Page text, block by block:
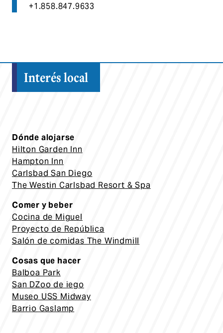
+1.858.847.9633
Interés local
Dónde alojarse
Hilton Garden Inn
Hampton Inn
Carlsbad San Diego
The Westin Carlsbad Resort & Spa
Comer y beber
Cocina de Miguel
Proyecto de República
Salón de comidas The Windmill
Cosas que hacer
Balboa Park
San DZoo de iego
Museo USS Midway
Barrio Gaslamp